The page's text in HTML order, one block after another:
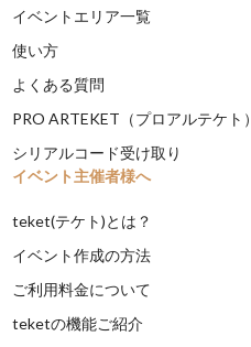
イベントエリア一覧
使い方
よくある質問
PRO ARTEKET（プロアルテケト）
シリアルコード受け取り
イベント主催者様へ
teket(テケト)とは？
イベント作成の方法
ご利用料金について
teketの機能ご紹介